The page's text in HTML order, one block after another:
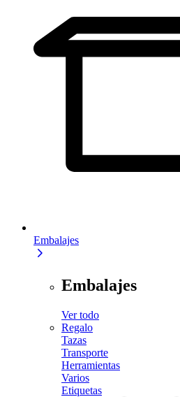
Embalajes
Embalajes
Ver todo
Regalo
Tazas
Transporte
Herramientas
Varios
Etiquetas